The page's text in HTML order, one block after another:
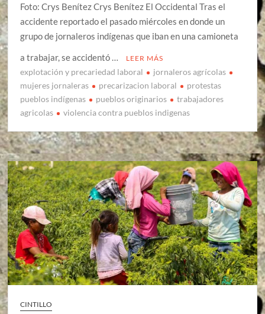
Foto: Crys Benítez Crys Benítez El Occidental Tras el
accidente reportado el pasado miércoles en donde un
grupo de jornaleros indígenas que iban en una camioneta
a trabajar, se accidentó …
LEER MÁS
explotación y precariedad laboral
jornaleros agrícolas
mujeres jornaleras
precarizacion laboral
protestas
pueblos indígenas
pueblos originarios
trabajadores
agricolas
violencia contra pueblos indigenas
CINTILLO